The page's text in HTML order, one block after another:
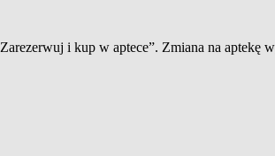
i kup w aptece”. Zmiana na aptekę